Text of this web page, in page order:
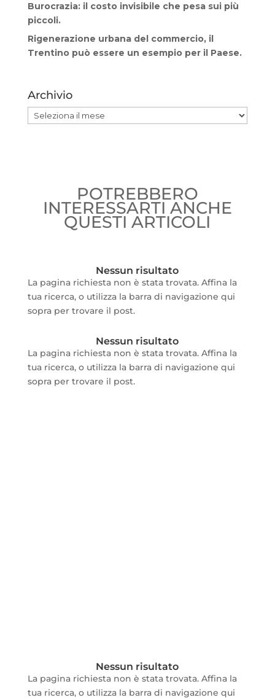
Burocrazia: il costo invisibile che pesa sui più
piccoli.
Rigenerazione urbana del commercio, il
Trentino può essere un esempio per il Paese.
Archivio
Archivio
POTREBBERO
INTERESSARTI ANCHE
QUESTI ARTICOLI
Nessun risultato
La pagina richiesta non è stata trovata. Affina la
tua ricerca, o utilizza la barra di navigazione qui
sopra per trovare il post.
Nessun risultato
La pagina richiesta non è stata trovata. Affina la
tua ricerca, o utilizza la barra di navigazione qui
sopra per trovare il post.
Nessun risultato
La pagina richiesta non è stata trovata. Affina la
tua ricerca, o utilizza la barra di navigazione qui